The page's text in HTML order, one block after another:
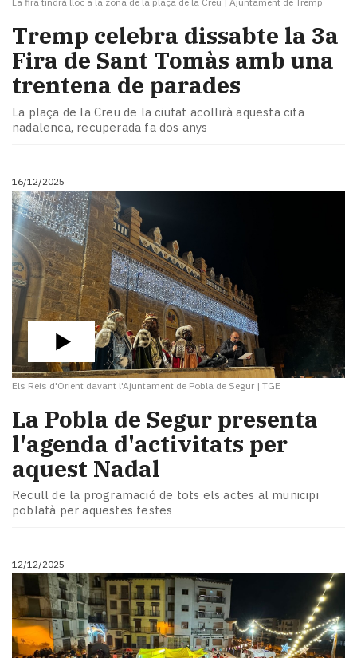
Tremp celebra dissabte la 3a
Fira de Sant Tomàs amb una
trentena de parades
La plaça de la Creu de la ciutat acollirà aquesta cita
nadalenca, recuperada fa dos anys
16/12/2025
Els Reis d'Orient davant l'Ajuntament de Pobla de Segur | TGE
La Pobla de Segur presenta
l'agenda d'activitats per
aquest Nadal
Recull de la programació de tots els actes al municipi
poblatà per aquestes festes
12/12/2025